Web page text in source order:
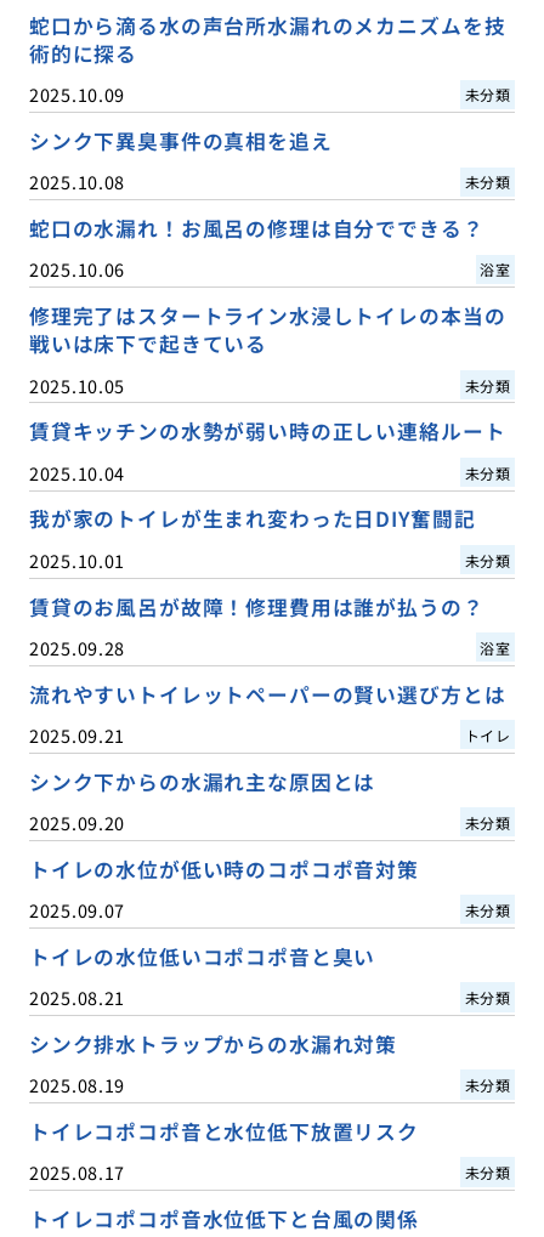
蛇口から滴る水の声台所水漏れのメカニズムを技
術的に探る
2025.10.09 未分類
シンク下異臭事件の真相を追え
2025.10.08 未分類
蛇口の水漏れ！お風呂の修理は自分でできる？
2025.10.06 浴室
修理完了はスタートライン水浸しトイレの本当の
戦いは床下で起きている
2025.10.05 未分類
賃貸キッチンの水勢が弱い時の正しい連絡ルート
2025.10.04 未分類
我が家のトイレが生まれ変わった日DIY奮闘記
2025.10.01 未分類
賃貸のお風呂が故障！修理費用は誰が払うの？
2025.09.28 浴室
流れやすいトイレットペーパーの賢い選び方とは
2025.09.21 トイレ
シンク下からの水漏れ主な原因とは
2025.09.20 未分類
トイレの水位が低い時のコポコポ音対策
2025.09.07 未分類
トイレの水位低いコポコポ音と臭い
2025.08.21 未分類
シンク排水トラップからの水漏れ対策
2025.08.19 未分類
トイレコポコポ音と水位低下放置リスク
2025.08.17 未分類
トイレコポコポ音水位低下と台風の関係